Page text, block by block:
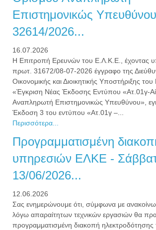
Επιστημονικώς
32614/2026...
16.07.2026
Η Επιτροπή Ερευνών του Ε.Λ.Κ.Ε., έχοντας
πρωτ. 31672/08-07-2026 έγγραφο της
Οικονομικής και Διοικητικής Υποστήριξης
«Έγκριση Νέας Έκδοσης Εντύπου «Ατ.01γ-
Αναπληρωτή Επιστημονικώς Υπευθύνου»,
Έκδοση 3 του εντύπου «Ατ.01γ –...
Περισσότερα...
Προγραμματισμένη
υπηρεσιών ΕΛΚΕ -
13/06/2026...
12.06.2026
Σας ενημερώνουμε ότι, σύμφωνα με
λόγω απαραίτητων τεχνικών εργασιών θα
προγραμματισμένη διακοπή